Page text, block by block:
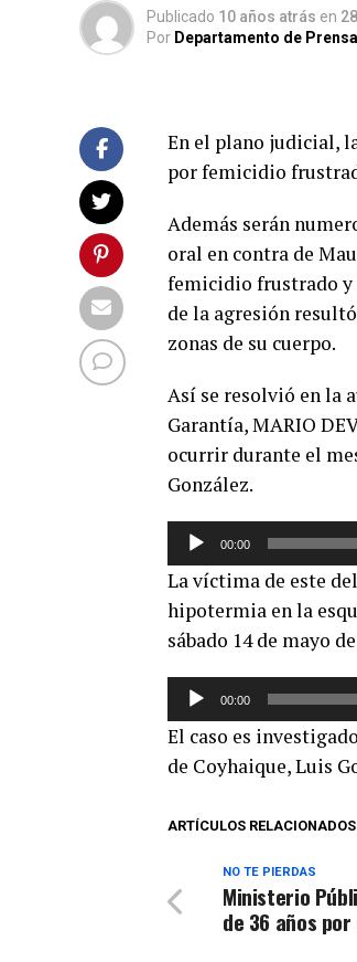
Publicado 10 años atrás en
Por Departamento de Prensa
En el plano judicial,
por femicidio
Además serán
oral en contra de
femicidio frustrado y
de la agresión
zonas de su cuerpo.
Así se resolvió en la
Garantía, MARIO
ocurrir durante el
González.
Reproductor
audio
00:00
La víctima de este
hipotermia en la
sábado 14 de mayo
Reproductor
audio
00:00
El caso es
de Coyhaique, Luis
ARTÍCULOS
NO TE PIERDAS
Ministerio
de 36 años